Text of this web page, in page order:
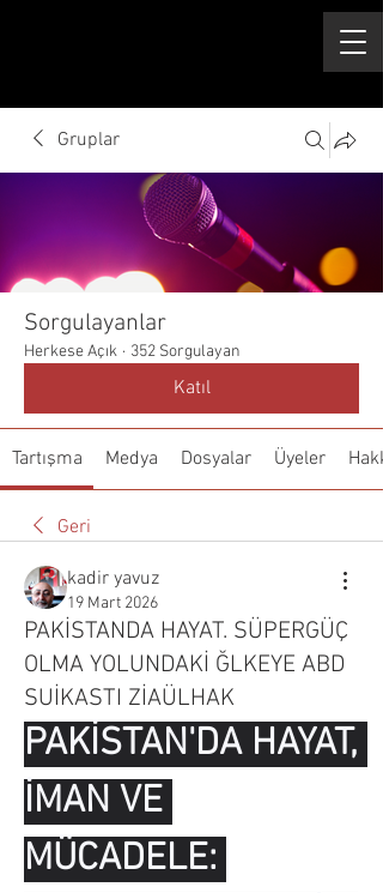
Gruplar
Sorgulayanlar
Herkese Açık · 352 Sorgulayan
Katıl
Tartışma Medya Dosyalar Üyeler
Geri
kadir yavuz
19 Mart 2026
PAKİSTANDA HAYAT. SÜPERGÜÇ
OLMA YOLUNDAKİ ĞLKEYE ABD
SUİKASTI ZİAÜLHAK
PAKİSTAN'DA HAYAT,
İMAN VE
MÜCADELE: